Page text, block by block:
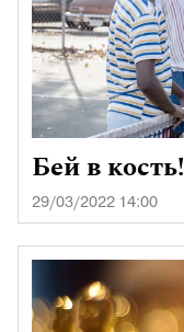
Бей в кость!
29/03/2022 14:00